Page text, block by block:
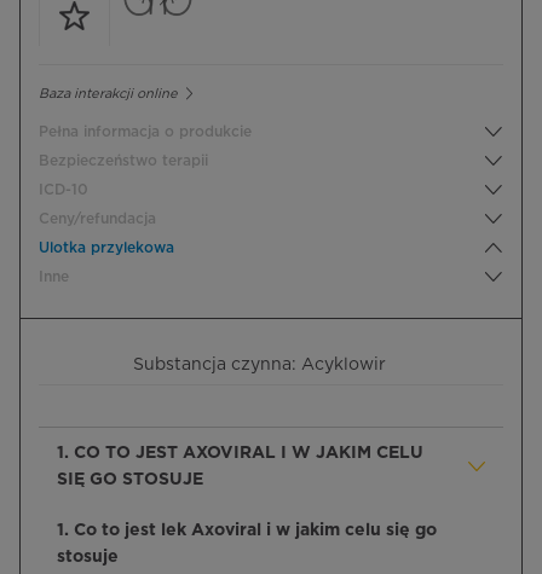
Baza interakcji online
Pełna informacja o produkcie
Bezpieczeństwo terapii
ICD-10
Ceny/refundacja
Ulotka przylekowa
Inne
Substancja czynna: Acyklowir
1. CO TO JEST AXOVIRAL I W JAKIM CELU
SIĘ GO STOSUJE
1. Co to jest lek Axoviral i w jakim celu się go
stosuje